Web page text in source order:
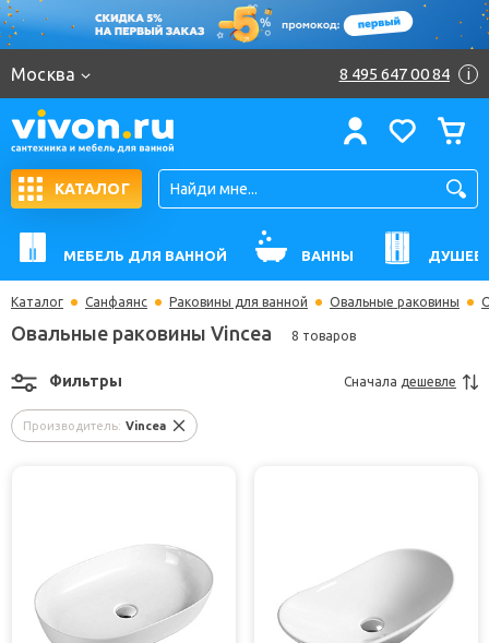
Москва 8 495 647 00 84 i
КАТАЛОГ
МЕБЕЛЬ ДЛЯ ВАННОЙ ВАННЫ
Каталог Санфаянс Раковины для ванной Овальные раковины
Овальные раковины Vincea 8 товаров
Производитель: Vincea
Фильтры Сначала дешевле